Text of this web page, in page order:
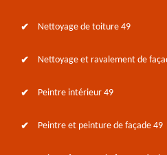
Nettoyage de toiture 49
Nettoyage et ravalement de
Peintre intérieur 49
Peintre et peinture de façade 49